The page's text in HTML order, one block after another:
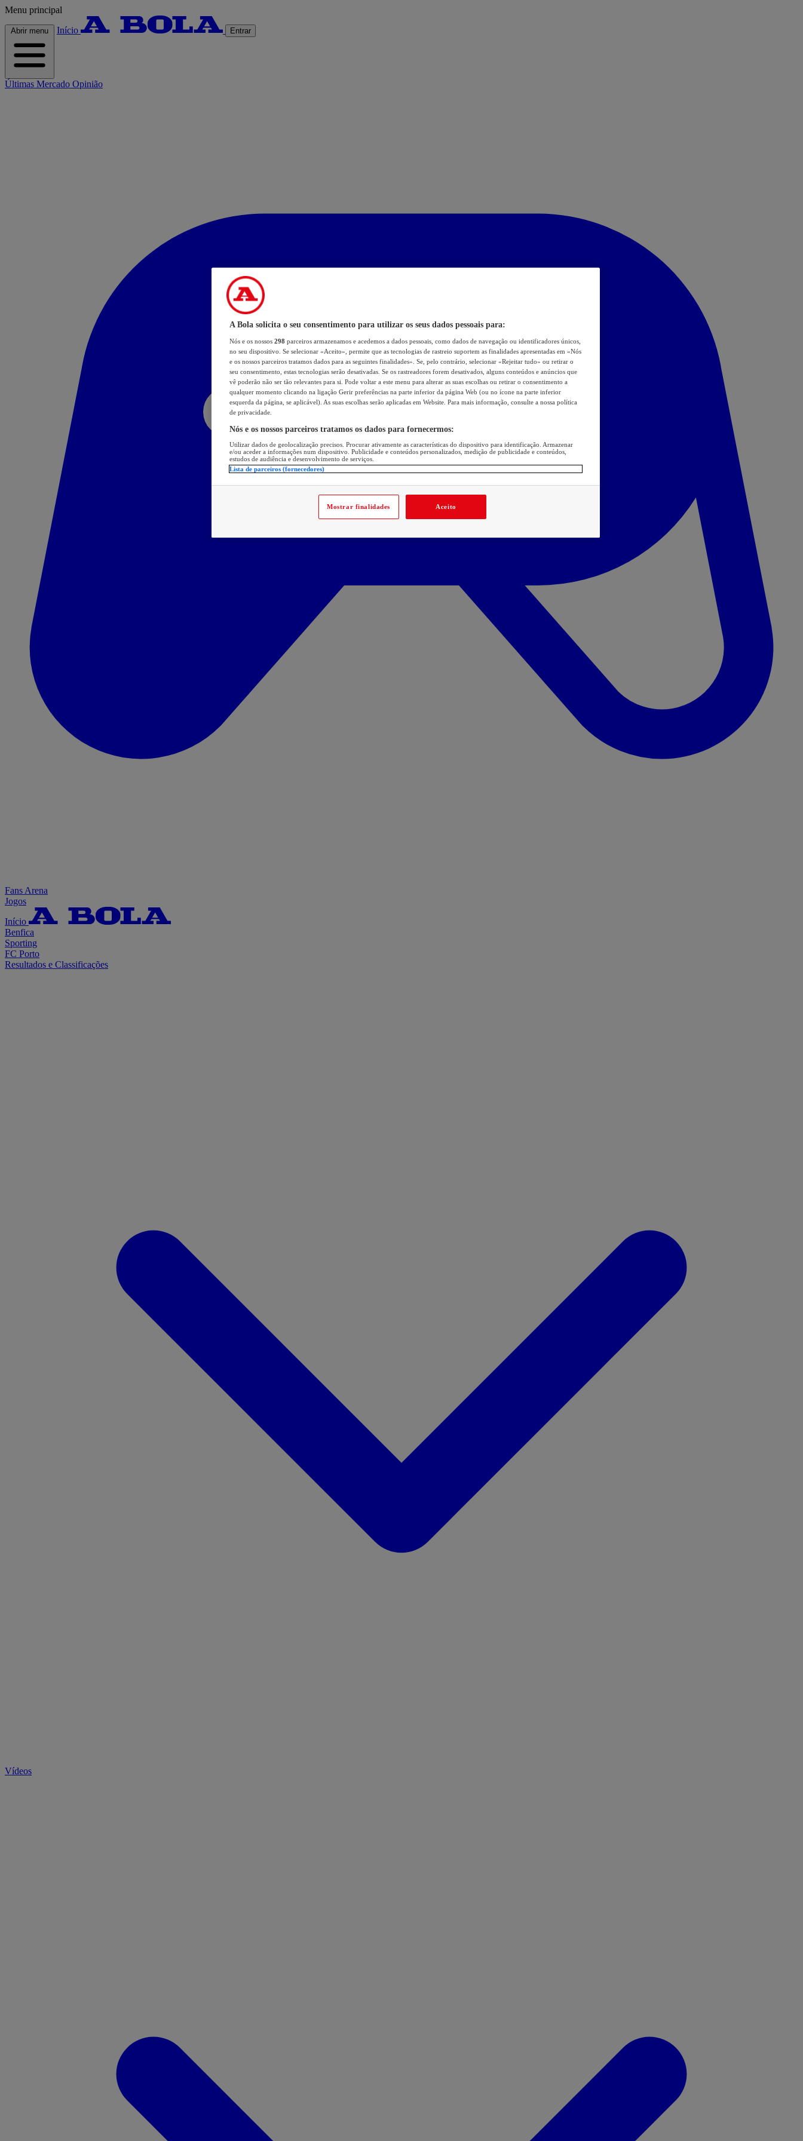
Menu principal
Abrir menu Início Entrar
Últimas Mercado Opinião
Fans Arena
Jogos
Início
Benfica
Sporting
FC Porto
Resultados e Classificações
Vídeos
A Bola solicita o seu consentimento para utilizar os seus dados pessoais para:
Nós e os nossos 298 parceiros armazenamos e acedemos a dados pessoais, como dados de navegação ou identificadores únicos,
no seu dispositivo. Se selecionar «Aceito», permite que as tecnologias de rastreio suportem as finalidades apresentadas em «Nós
e os nossos parceiros tratamos dados para as seguintes finalidades». Se, pelo contrário, selecionar «Rejeitar tudo» ou retirar o
seu consentimento, estas tecnologias serão desativadas. Se os rastreadores forem desativados, alguns conteúdos e anúncios que
vê poderão não ser tão relevantes para si. Pode voltar a este menu para alterar as suas escolhas ou retirar o consentimento a
qualquer momento clicando na ligação Gerir preferências na parte inferior da página Web (ou no ícone na parte inferior
esquerda da página, se aplicável). As suas escolhas serão aplicadas em Website. Para mais informação, consulte a nossa política
de privacidade.
Nós e os nossos parceiros tratamos os dados para fornecermos:
Utilizar dados de geolocalização precisos. Procurar ativamente as características do dispositivo para identificação. Armazenar
e/ou aceder a informações num dispositivo. Publicidade e conteúdos personalizados, medição de publicidade e conteúdos,
estudos de audiência e desenvolvimento de serviços.
Lista de parceiros (fornecedores)
Mostrar finalidades Aceito